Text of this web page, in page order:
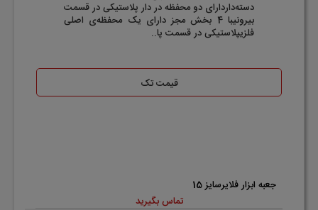
دسته‌داردارای دو محفظه در دار پلاستیکی در قسمت
بیرونیبا 4 بخش مجز دارای یک محفظه‌ی اصلی
فلزیپلاستیکی در قسمت پا..
قیمت تک
جعبه ابزار فلایرسایز 15
تماس بگیرید